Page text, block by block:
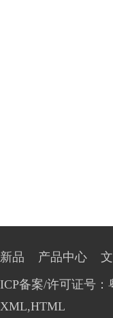
新品 产品中心
ICP备案/许可证号：
XML,HTML